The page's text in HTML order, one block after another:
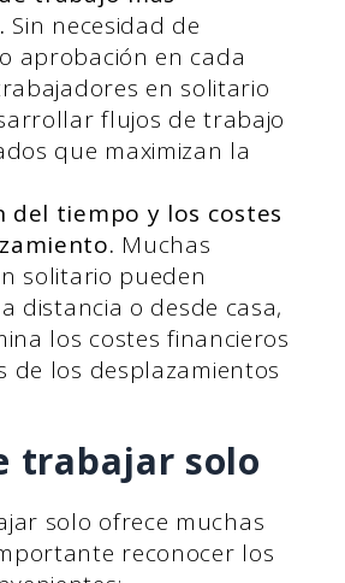
Sin necesidad de
aprobación en cada
en solitario
flujos de trabajo
que maximizan la
del tiempo y los costes
Muchas
solitario pueden
distancia o desde casa,
los costes financieros
de los desplazamientos
trabajar solo
solo ofrece muchas
reconocer los